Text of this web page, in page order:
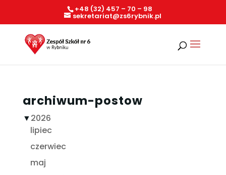
+48 (32) 457 – 70 – 98
sekretariat@zs6rybnik.pl
archiwum-postow
▼2026
lipiec
czerwiec
maj